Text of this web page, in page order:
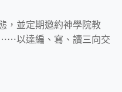
，並定期邀約神學院教
以達編、寫、讀三向交